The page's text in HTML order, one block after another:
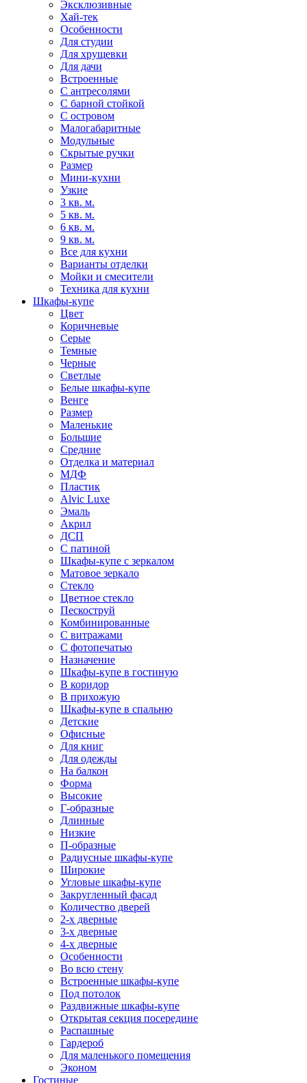
Эксклюзивные
Хай-тек
Особенности
Для студии
Для хрущевки
Для дачи
Встроенные
С антресолями
С барной стойкой
С островом
Малогабаритные
Модульные
Скрытые ручки
Размер
Мини-кухни
Узкие
3 кв. м.
5 кв. м.
6 кв. м.
9 кв. м.
Все для кухни
Варианты отделки
Мойки и смесители
Техника для кухни
Шкафы-купе
Цвет
Коричневые
Серые
Темные
Черные
Светлые
Белые шкафы-купе
Венге
Размер
Маленькие
Большие
Средние
Отделка и материал
МДФ
Пластик
Alvic Luxe
Эмаль
Акрил
ДСП
С патиной
Шкафы-купе с зеркалом
Матовое зеркало
Стекло
Цветное стекло
Пескоструй
Комбинированные
С витражами
С фотопечатью
Назначение
Шкафы-купе в гостиную
В коридор
В прихожую
Шкафы-купе в спальню
Детские
Офисные
Для книг
Для одежды
На балкон
Форма
Высокие
Г-образные
Длинные
Низкие
П-образные
Радиусные шкафы-купе
Широкие
Угловые шкафы-купе
Закругленный фасад
Количество дверей
2-х дверные
3-х дверные
4-х дверные
Особенности
Во всю стену
Встроенные шкафы-купе
Под потолок
Раздвижные шкафы-купе
Открытая секция посередине
Распашные
Гардероб
Для маленького помещения
Эконом
Гостиные